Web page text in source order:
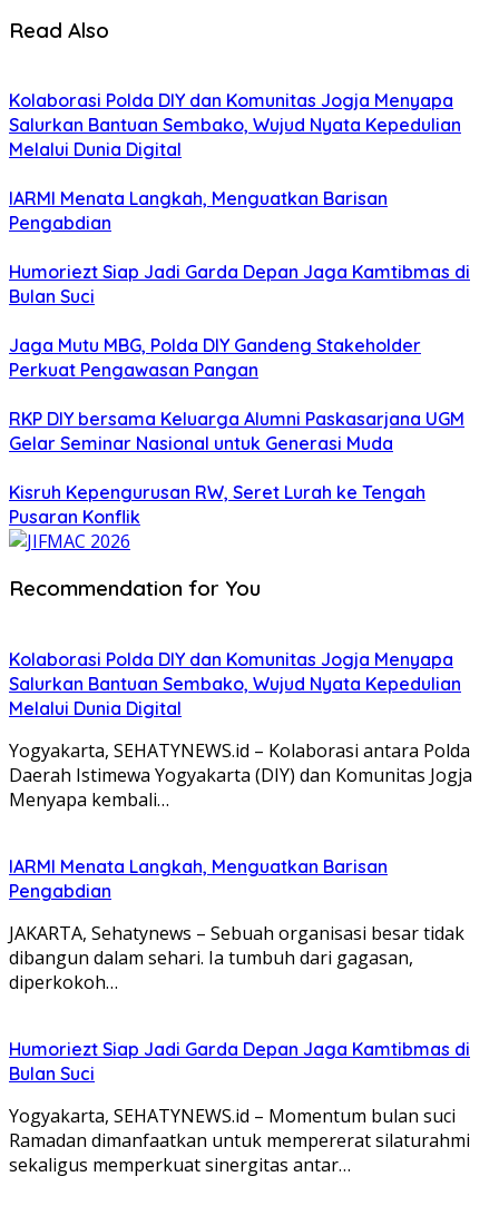
Read Also
Kolaborasi Polda DIY dan Komunitas Jogja Menyapa
Salurkan Bantuan Sembako, Wujud Nyata Kepedulian
Melalui Dunia Digital
IARMI Menata Langkah, Menguatkan Barisan
Pengabdian
Humoriezt Siap Jadi Garda Depan Jaga Kamtibmas di
Bulan Suci
Jaga Mutu MBG, Polda DIY Gandeng Stakeholder
Perkuat Pengawasan Pangan
RKP DIY bersama Keluarga Alumni Paskasarjana UGM
Gelar Seminar Nasional untuk Generasi Muda
Kisruh Kepengurusan RW, Seret Lurah ke Tengah
Pusaran Konflik
Recommendation for You
Kolaborasi Polda DIY dan Komunitas Jogja Menyapa
Salurkan Bantuan Sembako, Wujud Nyata Kepedulian
Melalui Dunia Digital
Yogyakarta, SEHATYNEWS.id – Kolaborasi antara Polda
Daerah Istimewa Yogyakarta (DIY) dan Komunitas Jogja
Menyapa kembali…
IARMI Menata Langkah, Menguatkan Barisan
Pengabdian
JAKARTA, Sehatynews – Sebuah organisasi besar tidak
dibangun dalam sehari. Ia tumbuh dari gagasan,
diperkokoh…
Humoriezt Siap Jadi Garda Depan Jaga Kamtibmas di
Bulan Suci
Yogyakarta, SEHATYNEWS.id – Momentum bulan suci
Ramadan dimanfaatkan untuk mempererat silaturahmi
sekaligus memperkuat sinergitas antar…